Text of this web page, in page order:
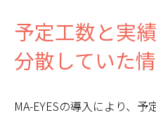
予定工数と実
分散していた
MA-EYESの導入により、